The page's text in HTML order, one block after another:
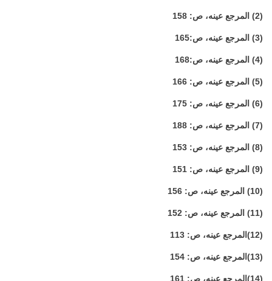
(2) المرجع عينه، ص: 158
(3) المرجع عينه، ص:165
(4) المرجع عينه، ص:168
(5) المرجع عينه، ص: 166
(6) المرجع عينه، ص: 175
(7) المرجع عينه، ص: 188
(8) المرجع عينه، ص: 153
(9) المرجع عينه، ص: 151
(10) المرجع عينه، ص: 156
(11) المرجع عينه، ص: 152
(12) المرجع عينه، ص: 113
(13) المرجع عينه، ص: 154
(14) المرجع عينه، ص: 161